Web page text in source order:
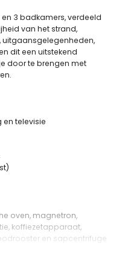
3 badkamers, verdeeld
van het strand,
uitgaansgelegenheden,
dit een uitstekend
door te brengen met
televisie
oven, magnetron,
koffiezetapparaat,
en sapcentrifuge